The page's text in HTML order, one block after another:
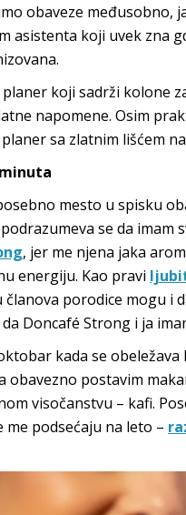
obaveze međusobno,
asistenta koji uvek zna
koji sadrži kolone
napomene. Osim
sa zlatnim lišćem
mesto u spisku
se da
, jer me njena jaka
energiju. Kao pravi
porodice mogu i
Doncafé Strong i ja
kada se
obavezno postavim
visočanstvu – kafi.
me podsećaju na leto –